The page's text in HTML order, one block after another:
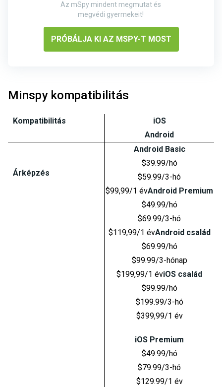
Az mSpy mindent megmutat és
megvédi gyermekeit!
PRÓBÁLJA KI AZ MSPY-T MOST
Minspy kompatibilitás
Kompatibilitás
iOS
Android
Árképzés
Android Basic
$39.99/hó
$59.99/3-hó
$99,99/1 évAndroid Premium
$49.99/hó
$69.99/3-hó
$119,99/1 évAndroid család
$69.99/hó
$99.99/3-hónap
$199,99/1 éviOS család
$99.99/hó
$199.99/3-hó
$399,99/1 év
iOS Premium
$49.99/hó
$79.99/3-hó
$129.99/1 év